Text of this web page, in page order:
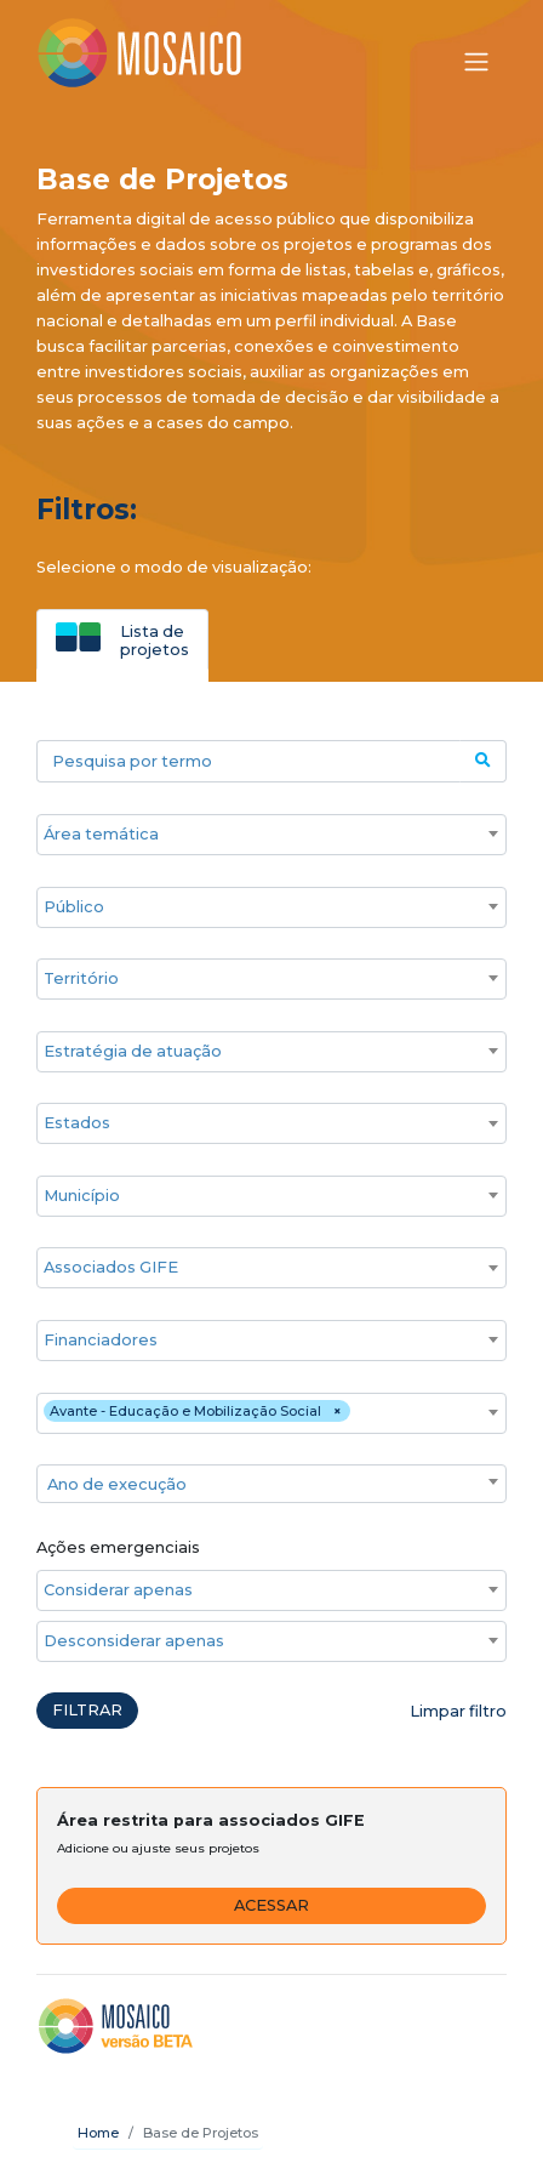
Base de Projetos
Ferramenta digital de acesso público que disponibiliza
informações e dados sobre os projetos e programas dos
investidores sociais em forma de listas, tabelas e, gráficos,
além de apresentar as iniciativas mapeadas pelo território
nacional e detalhadas em um perfil individual. A Base
busca facilitar parcerias, conexões e coinvestimento
entre investidores sociais, auxiliar as organizações em
seus processos de tomada de decisão e dar visibilidade a
suas ações e a cases do campo.
Filtros:
Selecione o modo de visualização:
Lista de
projetos
Pesquisa por termo
Áreas temáticas
Público
Territórios
Estratégia de atuação
Estado
Cidade
Associados GIFE
Financiadores
Executores ×
Avante - Educação e Mobilização Social
Ano de execução
Ano de execução
Ações emergenciais
Considerar apenas ações emergenciais
Desconsiderar apenas ações emergenciais
FILTRAR Limpar filtro
Área restrita para associados GIFE
Adicione ou ajuste seus projetos
ACESSAR
Home Base de Projetos